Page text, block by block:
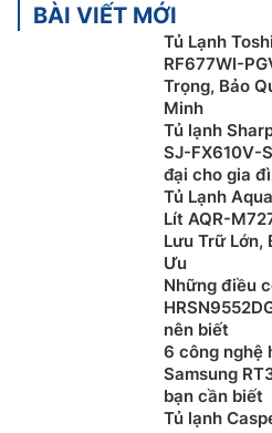
Linear Cooling™ bảo
Công nghệ LinearCooling
trong việc bảo quản thực
soát nhiệt độ chính xác, duy
độ trong khoảng ±0.5 độ C,
tươi ngon lên đến 7 ngày cho
tâm khi được sử dụng những
nhất dù không có thời gian
BÀI VIẾT MỚI
Tủ Lạnh
RF677WI-
Trọng, Bảo
Minh
Tủ lạnh
SJ-FX610V-
đại cho gia
Tủ Lạnh
Lít AQR-
Lưu Trữ Lớn,
Ưu
Những điều
nên biết
6 công nghệ
Samsung
bạn cần biết
Tủ lạnh